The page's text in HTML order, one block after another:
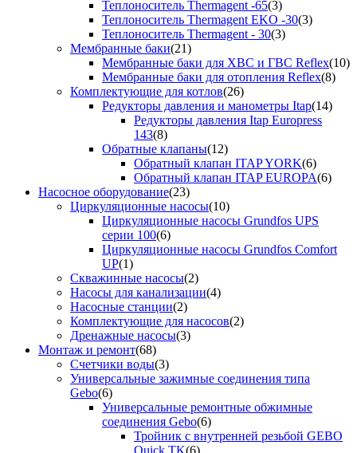
Теплоноситель Thermagent -65(3)
Теплоноситель Thermagent EKO -30(3)
Теплоноситель Thermagent - 30(3)
Мембранные баки(21)
Мембранные баки для ХВС и ГВС Reflex(10)
Мембранные баки для отопления Reflex(8)
Комплектующие для котлов(26)
Редукторы давления и манометры Itap(14)
Редукторы давления Itap Europress
143(8)
Обратные клапаны(12)
Обратный клапан ITAP YORK(6)
Обратный клапан ITAP EUROPA(6)
Насосное оборудование(23)
Циркуляционные насосы(10)
Циркуляционные насосы Grundfos UPS
серии 100(6)
Циркуляционные насосы Grundfos Comfort
UP(1)
Скважинные насосы(2)
Насосы для канализации(4)
Насосные станции(2)
Комплектующие для насосов(2)
Дренажные насосы(3)
Монтаж и ремонт(68)
Счетчики воды(3)
Универсальные зажимные соединения типа
Gebo(6)
Универсальные ремонтные обжимные
соединения Gebo(6)
Тройник с внутренней резьбой GEBO
Quick TK(6)